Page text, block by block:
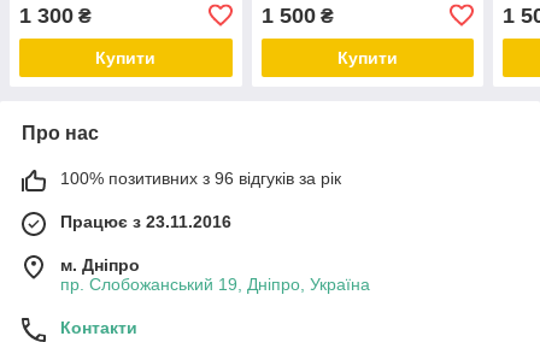
1 300 ₴
Купити
1 500₴
Купити
1
Про нас
100% позитивних з 96 відгуків за рік
Працює з 23.11.2016
м. Дніпро
пр. Слобожанський 19, Дніпро, Україна
Контакти